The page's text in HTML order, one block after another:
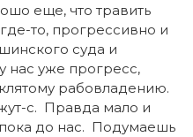
еще, что травить
то, прогрессивно и
суда и
нас уже прогресс,
рабовладению.
с. Правда мало и
до нас. Подумаешь